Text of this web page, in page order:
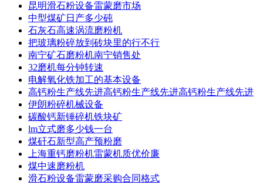
昆明滑石粉设备雷蒙磨市场
中型煤矿日产多少砘
石灰石高速涡流磨粉机
把玻璃粉碎放到砖块里的行不行
南宁矿石磨粉机南宁销售处
32磨机每分钟转速
电解氧化铁加工的基本设备
高钙粉生产线先进高钙粉生产线先进高钙粉生产线先进
伊朗粉碎机械设备
碳酸钙新锤碎机铁块矿
lm立式磨多少钱一台
煤矸石新型高产预粉磨
上海重钙磨粉机雷蒙机质优价廉
煤中速磨粉机
滑石粉设备雷蒙磨采购合同格式